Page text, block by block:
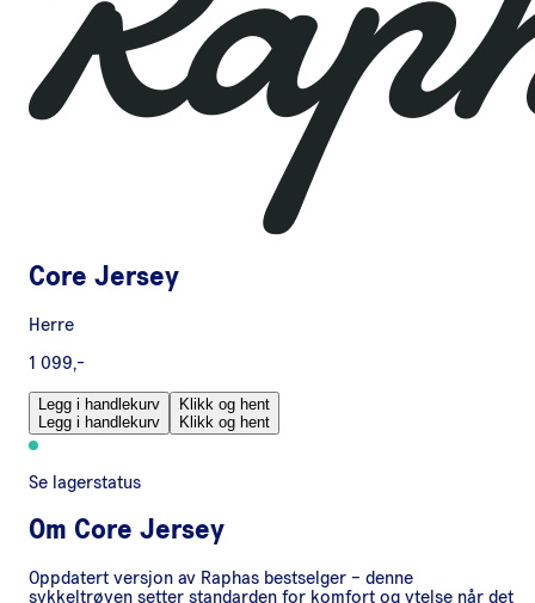
Core Jersey
Herre
1 099,-
Legg i handlekurv
Legg i handlekurv
Klikk og hent
Klikk og hent
Se lagerstatus
Om Core Jersey
Oppdatert versjon av Raphas bestselger – denne
sykkeltrøyen setter standarden for komfort og ytelse når det